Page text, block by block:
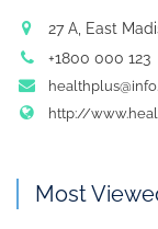
27 A, East
+1800 000 123
http://
Most